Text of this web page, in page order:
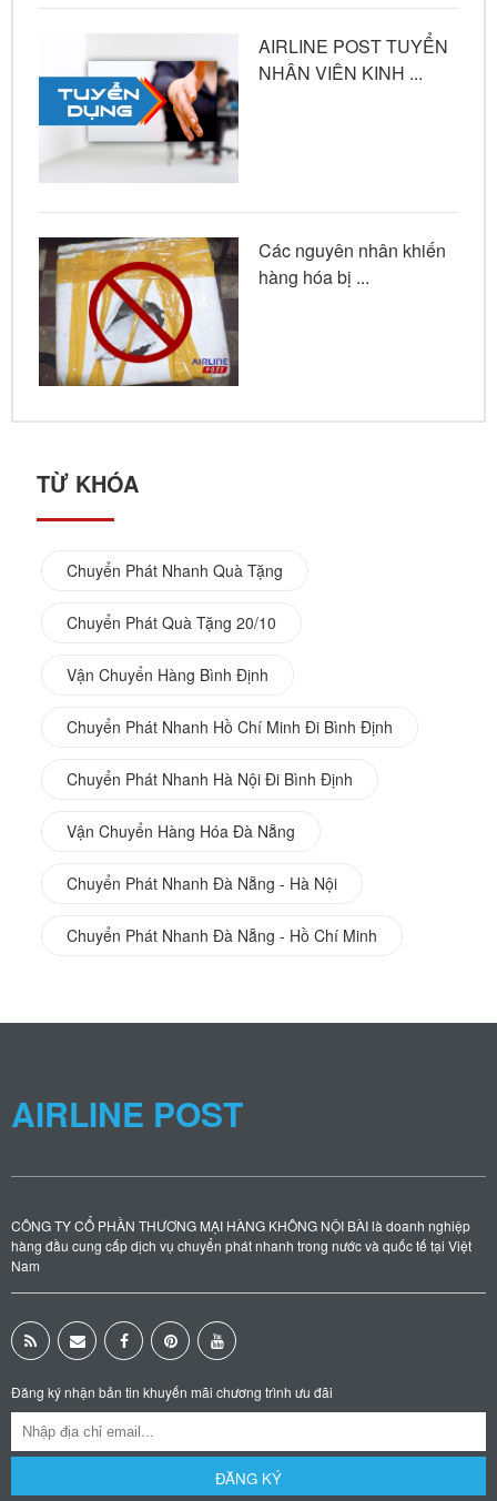
AIRLINE POST TUYỂN
NHÂN VIÊN KINH ...
Các nguyên nhân khiến
hàng hóa bị ...
TỪ KHÓA
Chuyển Phát Nhanh Quà Tặng
Chuyển Phát Quà Tặng 20/10
Vận Chuyển Hàng Bình Định
Chuyển Phát Nhanh Hồ Chí Minh Đi Bình Định
Chuyển Phát Nhanh Hà Nội Đi Bình Định
Vận Chuyển Hàng Hóa Đà Nẵng
Chuyển Phát Nhanh Đà Nẵng - Hà Nội
Chuyển Phát Nhanh Đà Nẵng - Hồ Chí Minh
AIRLINE POST
CÔNG TY CỔ PHẦN THƯƠNG MẠI HÀNG KHÔNG NỘI BÀI là doanh nghiệp
hàng đầu cung cấp dịch vụ chuyển phát nhanh trong nước và quốc tế tại Việt
Nam
Đăng ký nhận bản tin khuyến mãi chương trình ưu đãi
ĐĂNG KÝ